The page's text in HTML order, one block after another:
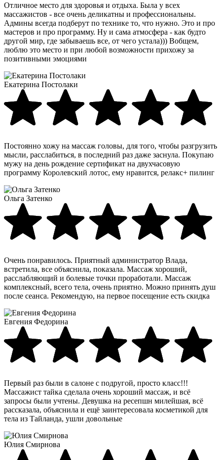
Отличное место для здоровья и отдыха. Была у всех
массажистов - все очень деликатны и профессиональны.
Админы всегда подберут по технике то, что нужно. Это и про
мастеров и про программу. Ну и сама атмосфера - как будто
другой мир, где забываешь все, от чего устала))) Вобщем,
люблю это место и при любой возможности прихожу за
позитивными эмоциями
Екатерина Постолаки
Постоянно хожу на массаж головы, для того, чтобы разгрузить
мысли, расслабиться, в последний раз даже заснула. Покупаю
мужу на день рождение сертификат на двухчасовую
программу Королевский лотос, ему нравится, релакс+ пилинг
Ольга Затенко
Очень понравилось. Приятный администратор Влада,
встретила, все объяснила, показала. Массаж хороший,
расслабляющий и болевые точки проработали. Массаж
комплексный, всего тела, очень приятно. Можно принять душ
после сеанса. Рекомендую, на первое посещение есть скидка
Евгения Федорина
Первый раз были в салоне с подругой, просто класс!!!
Массажист тайка сделала очень хороший массаж, и всё
запросы были учтены. Девушка на ресепшн милейшая, всё
рассказала, объяснила и ещё заинтересовала косметикой для
тела из Тайланда, ушли довольные
Юлия Смирнова